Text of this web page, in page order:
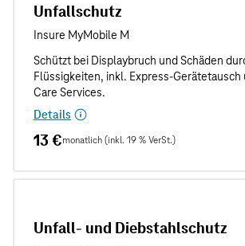
Unfallschutz
Details
13 €monatlich (inkl. 19 % VerSt.)
Unfall- und Diebstahlschutz